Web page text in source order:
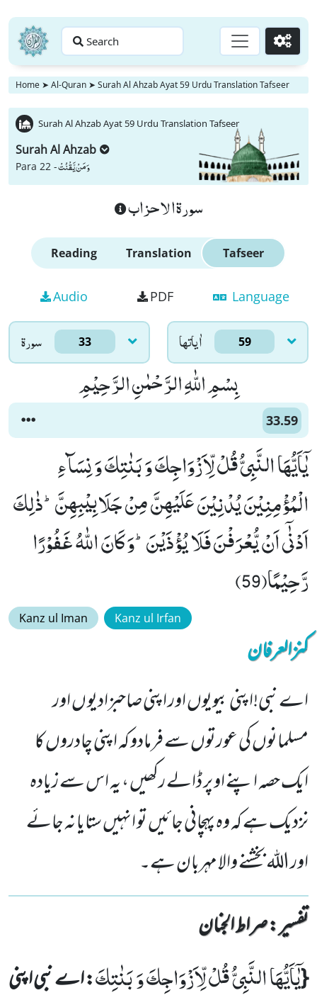
Search Go
Home ➤ Al-Quran ➤ Surah Al Ahzab Ayat 59 Urdu Translation Tafseer
Surah Al Ahzab Ayat 59 Urdu Translation Tafseer
Surah Al Ahzab
Para 22 -وَ مَنْ یَّقْنُتْ
سورة الاحزاب
Reading Translation Tafseer
Audio PDF Language
سورۃ 33 اٰياتها 59
بِسْمِ اللّٰهِ الرَّحْمٰنِ الرَّحِیْمِ
33.59
یٰۤاَیُّهَا النَّبِیُّ قُلْ لِّاَزْوَاجِكَ وَ بَنٰتِكَ وَ نِسَآءِ
الْمُؤْمِنِیْنَ یُدْنِیْنَ عَلَیْهِنَّ مِنْ جَلَابِیْبِهِنَّؕ-ذٰلِكَ
اَدْنٰۤى اَنْ یُّعْرَفْنَ فَلَا یُؤْذَیْنَؕ-وَ كَانَ اللّٰهُ غَفُوْرًا
رَّحِیْمًا(59)
Kanz ul Iman Kanz ul Irfan
کنزالعرفان
اے نبی!اپنی بیویوں اور اپنی صاحبزادیو ں اور
مسلمانوں کی عورتوں سے فرمادو کہ اپنی چادروں کا
ایک حصہ اپنے او پر ڈالے رکھیں ، یہ اس سے زیادہ
نزدیک ہے کہ وہ پہچانی جائیں تو انہیں ستایا نہ جائے
اور اللہ بخشنے والا مہربان ہے۔
تفسیر : ‎صراط الجنان
{یٰۤاَیُّهَا النَّبِیُّ قُلْ لِّاَزْوَاجِكَ وَ بَنٰتِكَ: اے نبی اپنی